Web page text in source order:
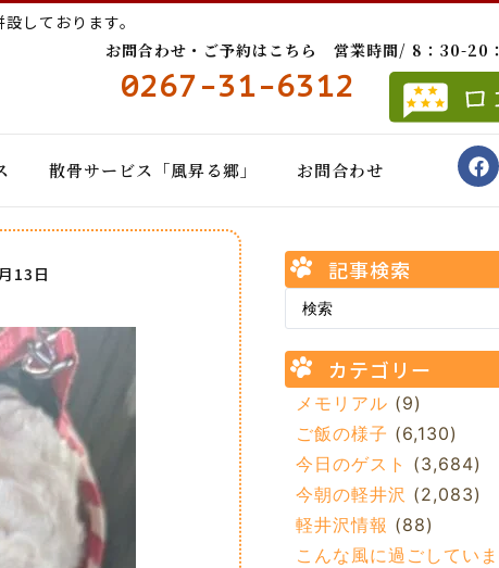
しております。
お問合わせ・ご予約はこちら 営業時間/ 8：30-20
0267-31-6312
散骨サービス「風昇る郷」 お問合わせ
13日 記事検索
カテゴリー
メモリアル (9)
ご飯の様子 (6,130)
今日のゲスト (3,684)
今朝の軽井沢 (2,083)
軽井沢情報 (88)
こんな風に過ごしてい